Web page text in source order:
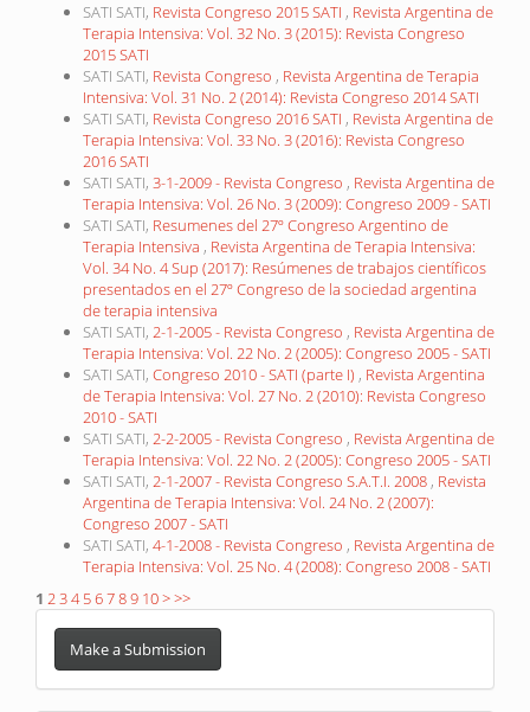
SATI SATI, Revista Congreso 2015 SATI , Revista Argentina de
Terapia Intensiva: Vol. 32 No. 3 (2015): Revista Congreso
2015 SATI
SATI SATI, Revista Congreso , Revista Argentina de Terapia
Intensiva: Vol. 31 No. 2 (2014): Revista Congreso 2014 SATI
SATI SATI, Revista Congreso 2016 SATI , Revista Argentina de
Terapia Intensiva: Vol. 33 No. 3 (2016): Revista Congreso
2016 SATI
SATI SATI, 3-1-2009 - Revista Congreso , Revista Argentina de
Terapia Intensiva: Vol. 26 No. 3 (2009): Congreso 2009 - SATI
SATI SATI, Resumenes del 27º Congreso Argentino de
Terapia Intensiva , Revista Argentina de Terapia Intensiva:
Vol. 34 No. 4 Sup (2017): Resúmenes de trabajos científicos
presentados en el 27º Congreso de la sociedad argentina
de terapia intensiva
SATI SATI, 2-1-2005 - Revista Congreso , Revista Argentina de
Terapia Intensiva: Vol. 22 No. 2 (2005): Congreso 2005 - SATI
SATI SATI, Congreso 2010 - SATI (parte I) , Revista Argentina
de Terapia Intensiva: Vol. 27 No. 2 (2010): Revista Congreso
2010 - SATI
SATI SATI, 2-2-2005 - Revista Congreso , Revista Argentina de
Terapia Intensiva: Vol. 22 No. 2 (2005): Congreso 2005 - SATI
SATI SATI, 2-1-2007 - Revista Congreso S.A.T.I. 2008 , Revista
Argentina de Terapia Intensiva: Vol. 24 No. 2 (2007):
Congreso 2007 - SATI
SATI SATI, 4-1-2008 - Revista Congreso , Revista Argentina de
Terapia Intensiva: Vol. 25 No. 4 (2008): Congreso 2008 - SATI
1 234 56789 10>>>
Make
Submission
Make a Submission